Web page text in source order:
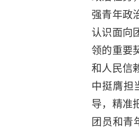
强青年政
认识面向
领的重要
和人民信
中挺膺担
导，精准
团员和青